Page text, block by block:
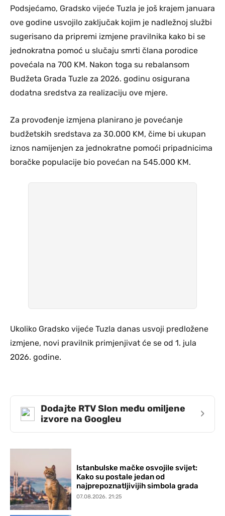
Podsjećamo, Gradsko vijeće Tuzla je još krajem januara
ove godine usvojilo zaključak kojim je nadležnoj službi
sugerisano da pripremi izmjene pravilnika kako bi se
jednokratna pomoć u slučaju smrti člana porodice
povećala na 700 KM. Nakon toga su rebalansom
Budžeta Grada Tuzle za 2026. godinu osigurana
dodatna sredstva za realizaciju ove mjere.
Za provođenje izmjena planirano je povećanje
budžetskih sredstava za 30.000 KM, čime bi ukupan
iznos namijenjen za jednokratne pomoći pripadnicima
boračke populacije bio povećan na 545.000 KM.
Ukoliko Gradsko vijeće Tuzla danas usvoji predložene
izmjene, novi pravilnik primjenjivat će se od 1. jula
2026. godine.
Dodajte RTV Slon među omiljene
izvore na Googleu
›
Istanbulske mačke osvojile svijet:
Kako su postale jedan od
najprepoznatljivijih simbola grada
07.08.2026. 21:25